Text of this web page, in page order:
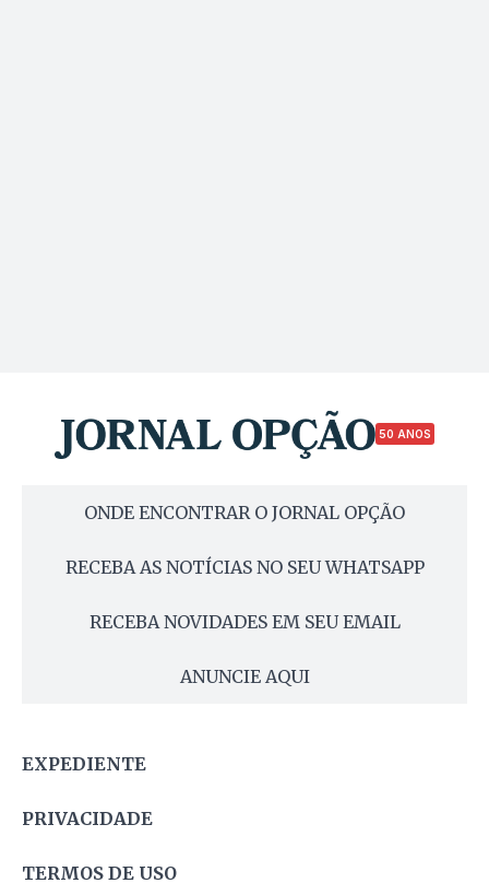
50 ANOS
ONDE ENCONTRAR O JORNAL OPÇÃO
RECEBA AS NOTÍCIAS NO SEU WHATSAPP
RECEBA NOVIDADES EM SEU EMAIL
ANUNCIE AQUI
EXPEDIENTE
PRIVACIDADE
TERMOS DE USO